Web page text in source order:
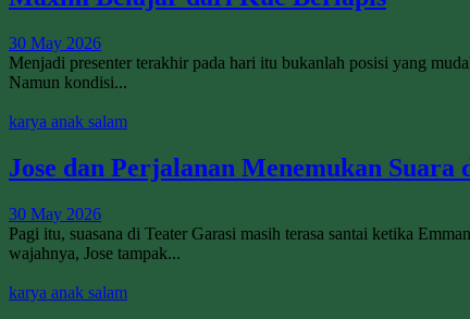
30 May 2026
Menjadi presenter terakhir pada hari itu bukanlah posisi yang
Namun kondisi...
karya anak salam
Jose dan Perjalanan Menemukan
30 May 2026
Pagi itu, suasana di Teater Garasi masih terasa santai ketika
wajahnya, Jose tampak...
karya anak salam